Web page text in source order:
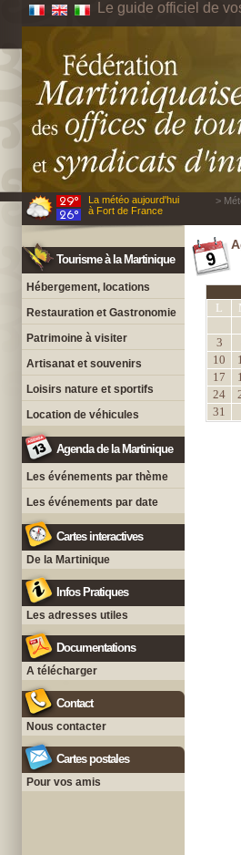
Le guide officiel de
La météo aujourd'hui
à Fort de France
>
Tourisme à la Martinique
Hébergement, locations
Restauration et Gastronomie
Patrimoine à visiter
Artisanat et souvenirs
Loisirs nature et sportifs
Location de véhicules
Agenda de la Martinique
Les événements par thème
Les événements par date
Cartes interactives
De la Martinique
Infos Pratiques
Les adresses utiles
Documentations
A télécharger
Contact
Nous contacter
Cartes postales
Pour vos amis
L
3
10
17
24
31